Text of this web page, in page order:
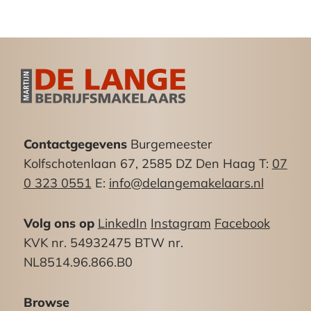
nabijheid bevindt zich het buurtwinkelcentrum
aan de Betje Wolffstraat.
Begane grond nr.131: ca. 75m²
Begane grond nr.133: ca. 70m²
Kelderruimte: ca. 150m²
Woning 1e verdieping nr 133: ca. 75m²
Woning 1e verdieping nr. 131: ca. 65m²
Conform opgave van het bestemmingsplan
ContactgegevensBurgemeester
Kolfschotenlaan 67, 2585 DZ Den Haag T: 07
0 323 0551 E: info@delangemakelaars.nl
Volg ons op LinkedIn Instagram Facebook
KVK nr. 54932475 BTW nr.
NL8514.96.866.B0
Browse